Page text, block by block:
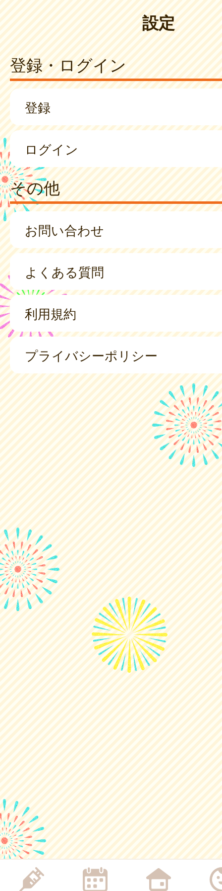
設定
登録・ログイン
登録
ログイン
その他
お問い合わせ
よくある質問
利用規約
プライバシーポリシー